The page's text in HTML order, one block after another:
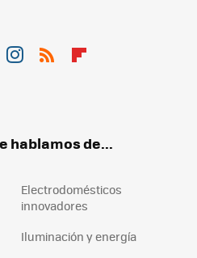
hablamos de...
Electrodomésticos
innovadores
Iluminación y energía